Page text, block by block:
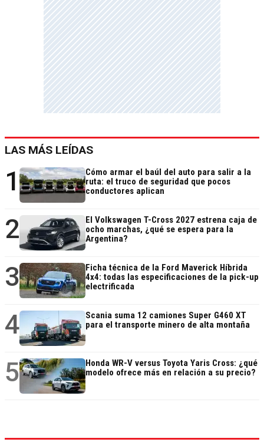
LAS MÁS LEÍDAS
1
Cómo armar el baúl del auto para salir a la
ruta: el truco de seguridad que pocos
conductores aplican
2
El Volkswagen T-Cross 2027 estrena caja de
ocho marchas, ¿qué se espera para la
Argentina?
3
Ficha técnica de la Ford Maverick Híbrida
4x4: todas las especificaciones de la pick-up
electrificada
4
Scania suma 12 camiones Super G460 XT
para el transporte minero de alta montaña
5
Honda WR-V versus Toyota Yaris Cross: ¿qué
modelo ofrece más en relación a su precio?